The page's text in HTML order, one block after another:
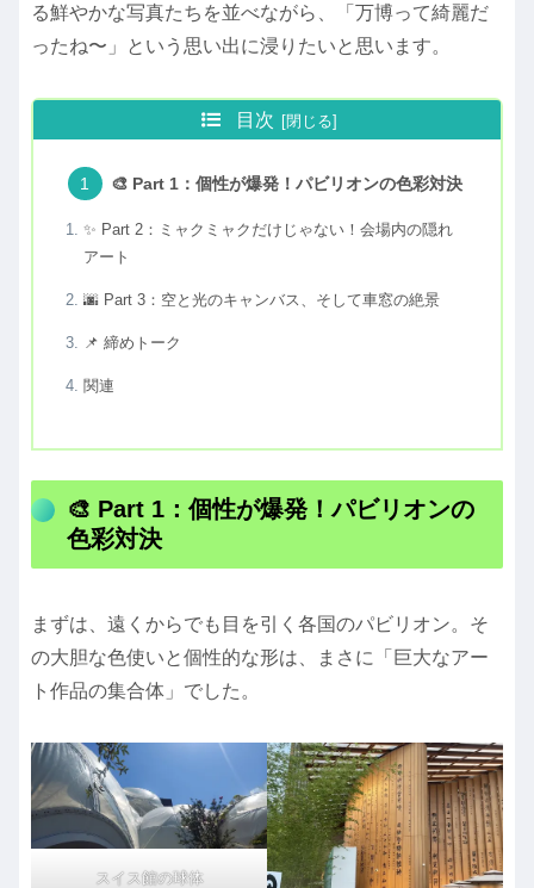
る鮮やかな写真たちを並べながら、「万博って綺麗だ
ったね〜」という思い出に浸りたいと思います。
目次
🎨 Part 1：個性が爆発！パビリオンの色彩対決
✨ Part 2：ミャクミャクだけじゃない！会場内の隠れ
アート
🌆 Part 3：空と光のキャンバス、そして車窓の絶景
📌 締めトーク
関連
🎨 Part 1：個性が爆発！パビリオンの
色彩対決
まずは、遠くからでも目を引く各国のパビリオン。そ
の大胆な色使いと個性的な形は、まさに「巨大なアー
ト作品の集合体」でした。
スイス館の球体